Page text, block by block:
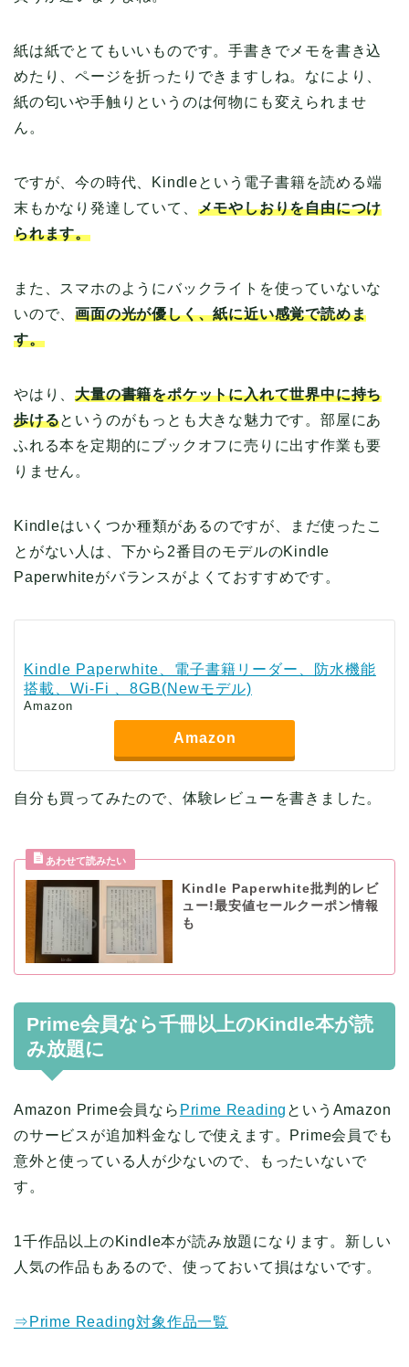
紙は紙でとてもいいものです。手書きでメモを書き込
めたり、ページを折ったりできますしね。なにより、
紙の匂いや手触りというのは何物にも変えられませ
ん。
ですが、今の時代、Kindleという電子書籍を読める端
末もかなり発達していて、 メモやしおりを自由につけ
られます。
また、スマホのようにバックライトを使っていないな
いので、画面の光が優しく、紙に近い感覚で読めま
す。
やはり、大量の書籍をポケットに入れて世界中に持ち
歩けるというのがもっとも大きな魅力です。部屋にあ
ふれる本を定期的にブックオフに売りに出す作業も要
りません。
Kindleはいくつか種類があるのですが、まだ使ったこ
とがない人は、下から2番目のモデルのKindle
Paperwhiteがバランスがよくておすすめです。
Kindle Paperwhite、電子書籍リーダー、防水機能
搭載、Wi-Fi 、8GB(Newモデル)
Amazon
Amazon
自分も買ってみたので、体験レビューを書きました。
Kindle Paperwhite批判的レビ
ュー!最安値セールクーポン情報
も
Prime会員なら千冊以上のKindle本が読
み放題に
Amazon Prime会員なら Prime Reading というAmazon
のサービスが追加料金なしで使えます。Prime会員でも
意外と使っている人が少ないので、もったいないで
す。
1千作品以上のKindle本が読み放題になります。新しい
人気の作品もあるので、使っておいて損はないです。
⇒Prime Reading対象作品一覧